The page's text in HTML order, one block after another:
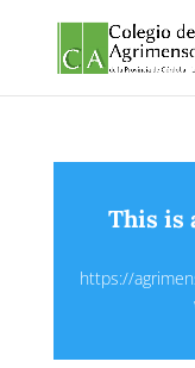
This is
https://